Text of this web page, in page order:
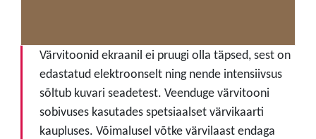
Värvitoonid ekraanil ei pruugi olla täpsed, sest on
edastatud elektroonselt ning nende intensiivsus
sõltub kuvari seadetest. Veenduge värvitooni
sobivuses kasutades spetsiaalset värvikaarti
kaupluses. Võimalusel võtke värvilaast endaga